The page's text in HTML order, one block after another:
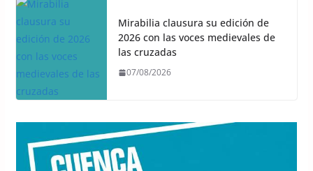
Mirabilia clausura su edición de
2026 con las voces medievales de
las cruzadas
07/08/2026